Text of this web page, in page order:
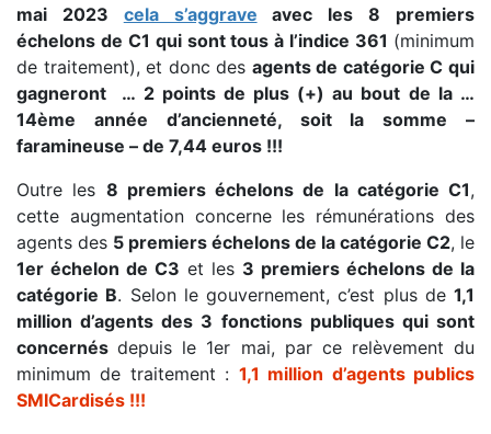
mai 2023 cela s’aggrave avec les 8 premiers
échelons de C1 qui sont tous à l’indice 361 (minimum
de traitement), et donc des agents de catégorie C qui
gagneront … 2 points de plus (+) au bout de la …
14ème année d’ancienneté, soit la somme –
faramineuse – de 7,44 euros !!!
Outre les 8 premiers échelons de la catégorie C1,
cette augmentation concerne les rémunérations des
agents des 5 premiers échelons de la catégorie C2, le
1er échelon de C3 et les 3 premiers échelons de la
catégorie B. Selon le gouvernement, c’est plus de 1,1
million d’agents des 3 fonctions publiques qui sont
concernésdepuis le 1er mai, par ce relèvement du
minimum de traitement : 1,1 million d’agents publics
SMICardisés !!!